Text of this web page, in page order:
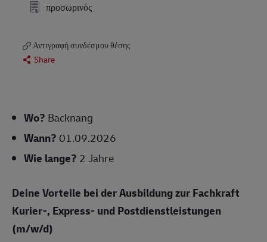
προσωρινός
Αντιγραφή συνδέσμου θέσης
Share
Wo? Backnang
Wann? 01.09.2026
Wie lange? 2 Jahre
Deine Vorteile bei der Ausbildung zur Fachkraft
Kurier-, Express- und Postdienstleistungen
(m/w/d)